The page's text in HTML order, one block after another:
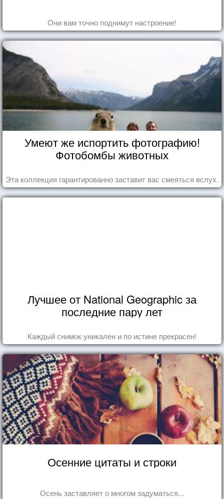
Они вам точно поднимут настроение!
Умеют же испортить фотографию!
Фотобомбы животных
Эта коллекция гарантированно заставит вас смеяться вслух.
Лучшее от National Geographic за
последние пару лет
Каждый снимок уникален и по истине прекрасен!
Осенние цитаты и строки
Осень заставляет о многом задуматься...